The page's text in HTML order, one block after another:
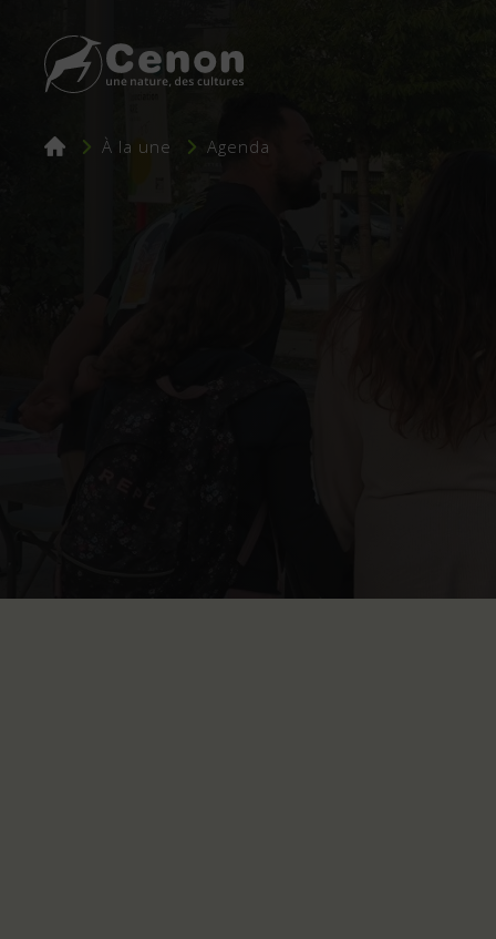
Fil
À la une Agenda